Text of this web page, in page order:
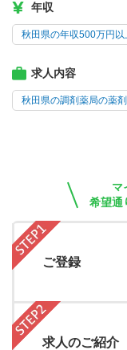
年収
秋田県の年収500万円以
求人内容
秋田県の調剤薬局の薬
マ
希望通
ご登録
求人のご紹介